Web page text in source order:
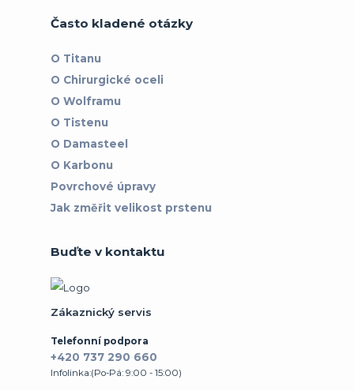
Často kladené otázky
O Titanu
O Chirurgické oceli
O Wolframu
O Tistenu
O Damasteel
O Karbonu
Povrchové úpravy
Jak změřit velikost prstenu
Buďte v kontaktu
Zákaznický servis
Telefonní podpora
+420 737 290 660
Infolinka:(Po-Pá: 9:00 - 15:00)